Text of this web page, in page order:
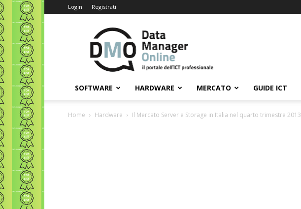
Login Registrati
Data
Manager
Online
SOFTWARE HARDWARE MERCATO GUIDE ICT
Home Hardware Il Mercato Server e Storage in Italia nel quarto trimestre 2013